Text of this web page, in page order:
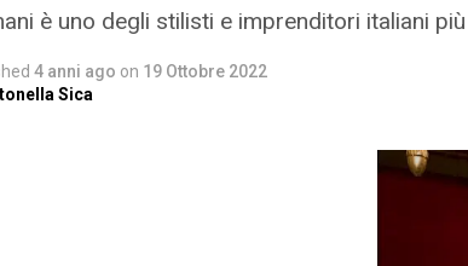
è uno degli stilisti e imprenditori italiani
4 anni ago on 19 Ottobre 2022
Sica